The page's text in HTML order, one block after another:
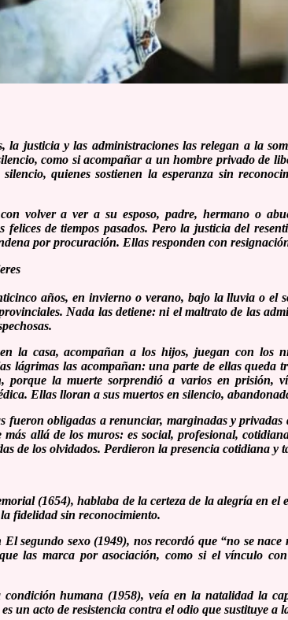
la justicia y las administraciones las relegan a la
como si acompañar a un hombre privado de
quienes sostienen la esperanza sin
volver a ver a su esposo, padre, hermano o
felices de tiempos pasados. Pero la justicia del
por procuración. Ellas responden con
años, en invierno o verano, bajo la lluvia o el
Nada las detiene: ni el maltrato de las
la casa, acompañan a los hijos, juegan con los
lágrimas las acompañan: una parte de ellas queda
porque la muerte sorprendió a varios en prisión,
Ellas lloran a sus muertos en silencio,
fueron obligadas a renunciar, marginadas y privadas
más allá de los muros: es social, profesional,
de los olvidados. Perdieron la presencia cotidiana y
(1654), hablaba de la certeza de la alegría en el
fidelidad sin reconocimiento.
El segundo sexo(1949), nos recordó que “no se nace
las marca por asociación, como si el vínculo
condición humana (1958), veía en la natalidad la
un acto de resistencia contra el odio que sustituye a